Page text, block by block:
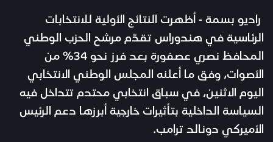
راديو بسمة - أظهرت النتائج الأولية للانتخابات
الرئاسية في هندوراس تقدّم مرشح الحزب الوطني
المحافظ نصري عصفورة بعد فرز نحو 34% من
الأصوات، وفق ما أعلنه المجلس الوطني الانتخابي
اليوم الاثنين، في سباق انتخابي محتدم تتداخل فيه
السياسة الداخلية بتأثيرات خارجية أبرزها دعم الرئيس
الأميركي دونالد ترامب.